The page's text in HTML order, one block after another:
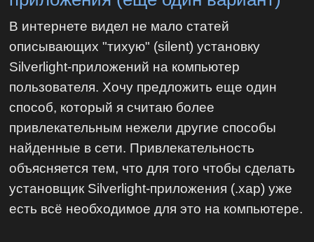
В интернете видел не мало статей
описывающих "тихую" (silent) установку
Silverlight-приложений на компьютер
пользователя. Хочу предложить еще один
способ, который я считаю более
привлекательным нежели другие способы
найденные в сети. Привлекательность
объясняется тем, что для того чтобы сделать
установщик Silverlight-приложения (.xap) уже
есть всё необходимое для это на компьютере.